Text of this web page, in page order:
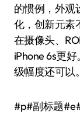
的惯例，外观
化，创新元素
在摄像头、
iPhone 6s更
级幅度还可以。
#p#副标题